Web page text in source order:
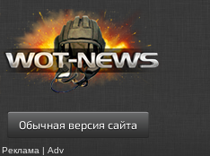
Обычная версия сайта
Реклама | Adv